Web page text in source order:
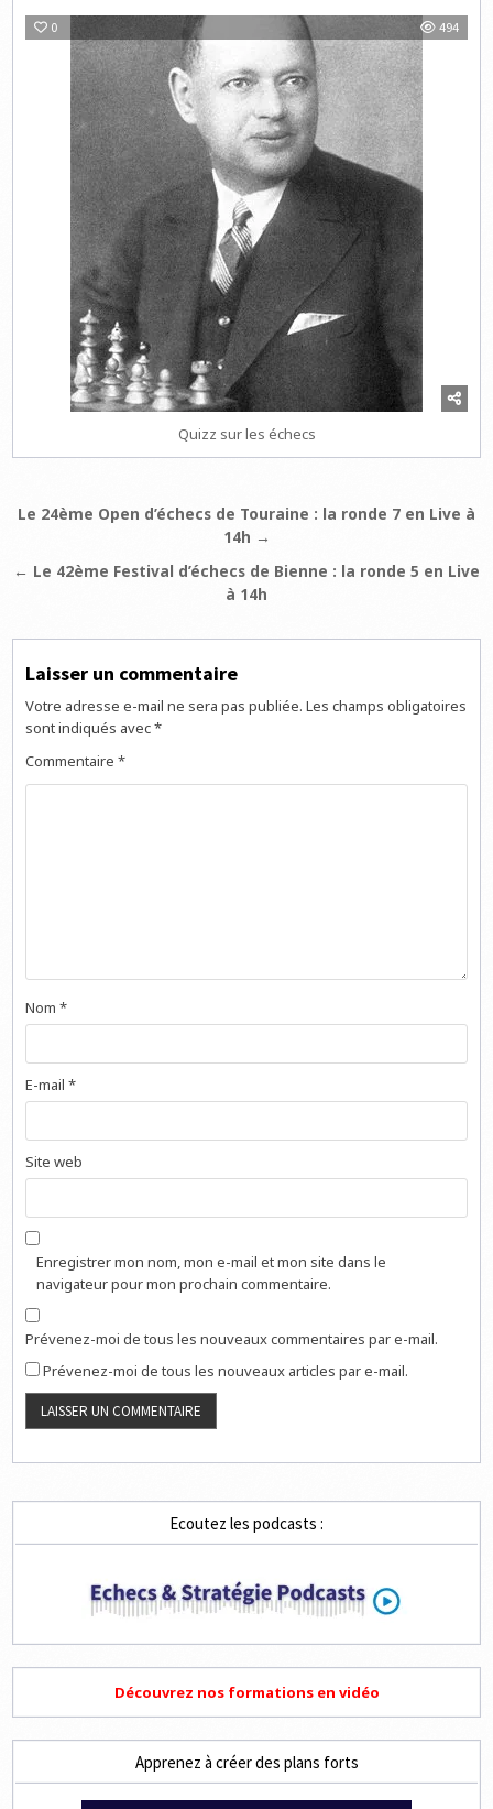
0 494
Quizz sur les échecs
Navigation
l’article
Le 24ème Open d’échecs de Touraine : la ronde 7 en Live à
14h →
← Le 42ème Festival d’échecs de Bienne : la ronde 5 en Live
à 14h
Laisser un commentaire
Votre adresse e-mail ne sera pas publiée. Les champs obligatoires
sont indiqués avec*
Commentaire*
Nom*
E-mail*
Site web
Enregistrer mon nom, mon e-mail et mon site dans le
navigateur pour mon prochain commentaire.
Prévenez-moi de tous les nouveaux commentaires par e-mail.
Prévenez-moi de tous les nouveaux articles par e-mail.
Ecoutez les podcasts :
Découvrez nos formations en vidéo
Apprenez à créer des plans forts